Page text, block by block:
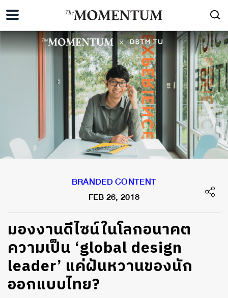
BRANDED CONTENT
FEB 26, 2018
มองงานดีไซน์ในโลกอนาคต
ความเป็น ‘global design
leader’ แค่ฝันหวานของนัก
ออกแบบไทย?